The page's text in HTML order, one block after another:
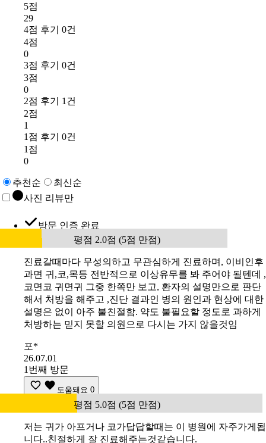
5점
29
4점 후기 0건
4점
0
3점 후기 0건
3점
0
2점 후기 1건
2점
1
1점 후기 0건
1점
0
추천순
최신순
사진 리뷰만
방문 인증 완료
평점 2.0점 (5점 만점)
진료갈때마다 무성의하고 무관심하게 진료하며, 이비인후
과면 귀,코,목등 전반적으로 이상유무를 봐 주어야 될텐데 ,
코면코 귀면귀 그중 한쪽만 보고, 환자의 설명만으로 판단
해서 처방을 해주고 ,진단 결과인 병의 원인과 현상에 대한
설명은 없이 아주 불친절함. 약도 불필요할 정도로 과하게
처방하는 믿지 못할 의원으로 다시는 가지 않을것임
포*
26.07.01
1번째 방문
도움돼요 0
평점 5.0점 (5점 만점)
저는 귀가 아프거나 코가답답할때는 이 병원에 자주가게됩
니다..친절하게 잘 진료해주는것같습니다.